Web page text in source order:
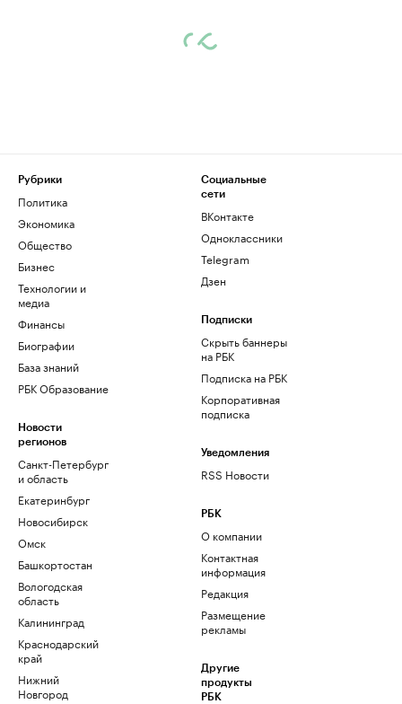
Рубрики
Политика
Экономика
Общество
Бизнес
Технологии и
медиа
Финансы
Биографии
База знаний
РБК Образование
Новости
регионов
Санкт-Петербург
и область
Екатеринбург
Новосибирск
Омск
Башкортостан
Вологодская
область
Калининград
Краснодарский
край
Нижний
Новгород
Социальные
сети
ВКонтакте
Одноклассники
Telegram
Дзен
Подписки
Скрыть баннеры
на РБК
Подписка на РБК
Корпоративная
подписка
Уведомления
RSS Новости
РБК
О компании
Контактная
информация
Редакция
Размещение
рекламы
Другие
продукты
РБК